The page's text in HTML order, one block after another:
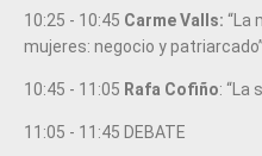
10:25 - 10:45 Carme Valls: “La
mujeres: negocio y patriarcado”
10:45 - 11:05 Rafa Cofiño: “La
11:05 - 11:45 DEBATE